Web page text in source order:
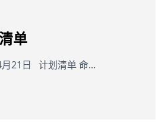
单
21日 计划清单 命...